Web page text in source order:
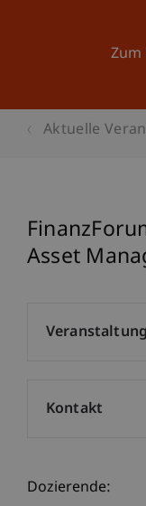
Zum
Aktuelle
Asset
Dozierende:
Kontakt